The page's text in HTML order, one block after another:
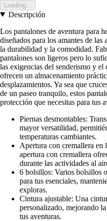
Loading...
Descripción
Los pantalones de aventura para
diseñados para los amantes de
la durabilidad y la comodidad.
pantalones son ligeros pero lo
las exigencias del senderismo y
ofrecen un almacenamiento
desplazamientos. Ya sea que
de un paseo tranquilo, estos
protección que necesitas para tus
Piernas desmontables:
mayor versatilidad,
temperaturas cambiantes.
Apertura con cremallera en
apertura con cremallera
durante las actividades al
6 bolsillos: Varios bolsillos
para tus esenciales,
exploras.
Cintura ajustable: Una
personalizado, mejorando
tus aventuras.